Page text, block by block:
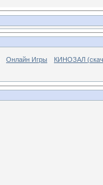
Онлайн Игры КИНОЗАЛ